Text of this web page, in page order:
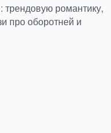
романтику,
про оборотней и